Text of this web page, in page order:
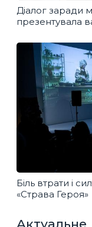
Діалог заради
презентувала
Біль втрати і
«Страва Героя»
Актуальне